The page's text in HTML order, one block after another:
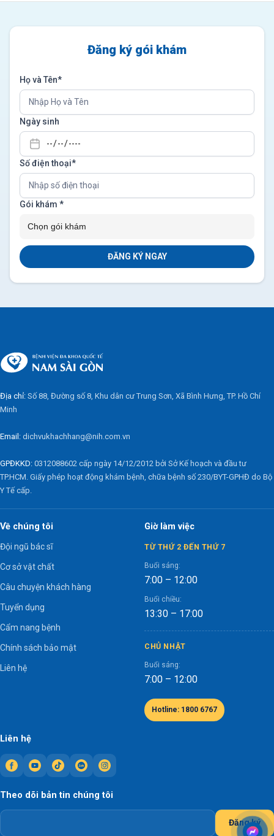
Đăng ký gói khám
Họ và Tên*
Ngày sinh
Số điện thoại*
Gói khám *
ĐĂNG KÝ NGAY
Địa chỉ: Số 88, Đường số 8, Khu dân cư Trung Sơn, Xã Bình Hưng, TP. Hồ Chí
Minh
Email: dichvukhachhang@nih.com.vn
GPĐKKD: 0312088602 cấp ngày 14/12/2012 bởi Sở Kế hoạch và đầu tư
TP.HCM. Giấy phép hoạt động khám bệnh, chữa bệnh số 230/BYT-GPHĐ do Bộ
Y Tế cấp.
Liên hệ
Về chúng tôi
Đội ngũ bác sĩ
Cơ sở vật chất
Câu chuyện khách hàng
Tuyển dụng
Cẩm nang bệnh
Chính sách bảo mật
Liên hệ
Giờ làm việc
TỪ THỨ 2 ĐẾN THỨ 7
Buổi sáng:
7:00 – 12:00
Buổi chiều:
13:30 – 17:00
CHỦ NHẬT
Buổi sáng:
7:00 – 12:00
Hotline: 1800 6767
Theo dõi bản tin chúng tôi
Đăng ký